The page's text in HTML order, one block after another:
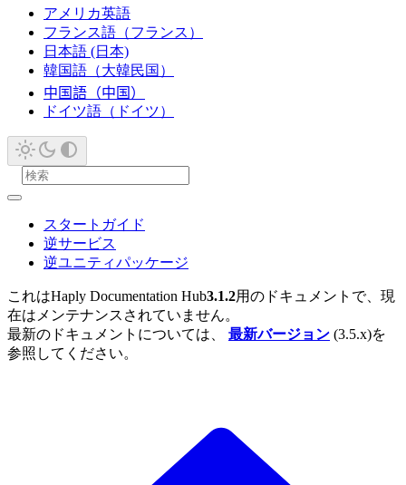
アメリカ英語
フランス語（フランス）
日本語 (日本)
韓国語（大韓民国）
中国語（中国）
ドイツ語（ドイツ）
スタートガイド
逆サービス
逆ユニティパッケージ
これはHaply Documentation Hub3.1.2用のドキュメントで、現
在はメンテナンスされていません。
最新のドキュメントについては、 最新バージョン (3.5.x)を
参照してください。